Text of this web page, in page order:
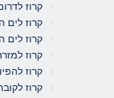
קרוז
קרוז לים
קרוז לים
קרוז
קרוז
קרוז